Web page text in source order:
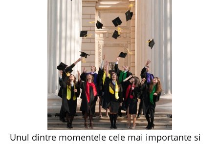
Unul dintre momentele cele mai importante si